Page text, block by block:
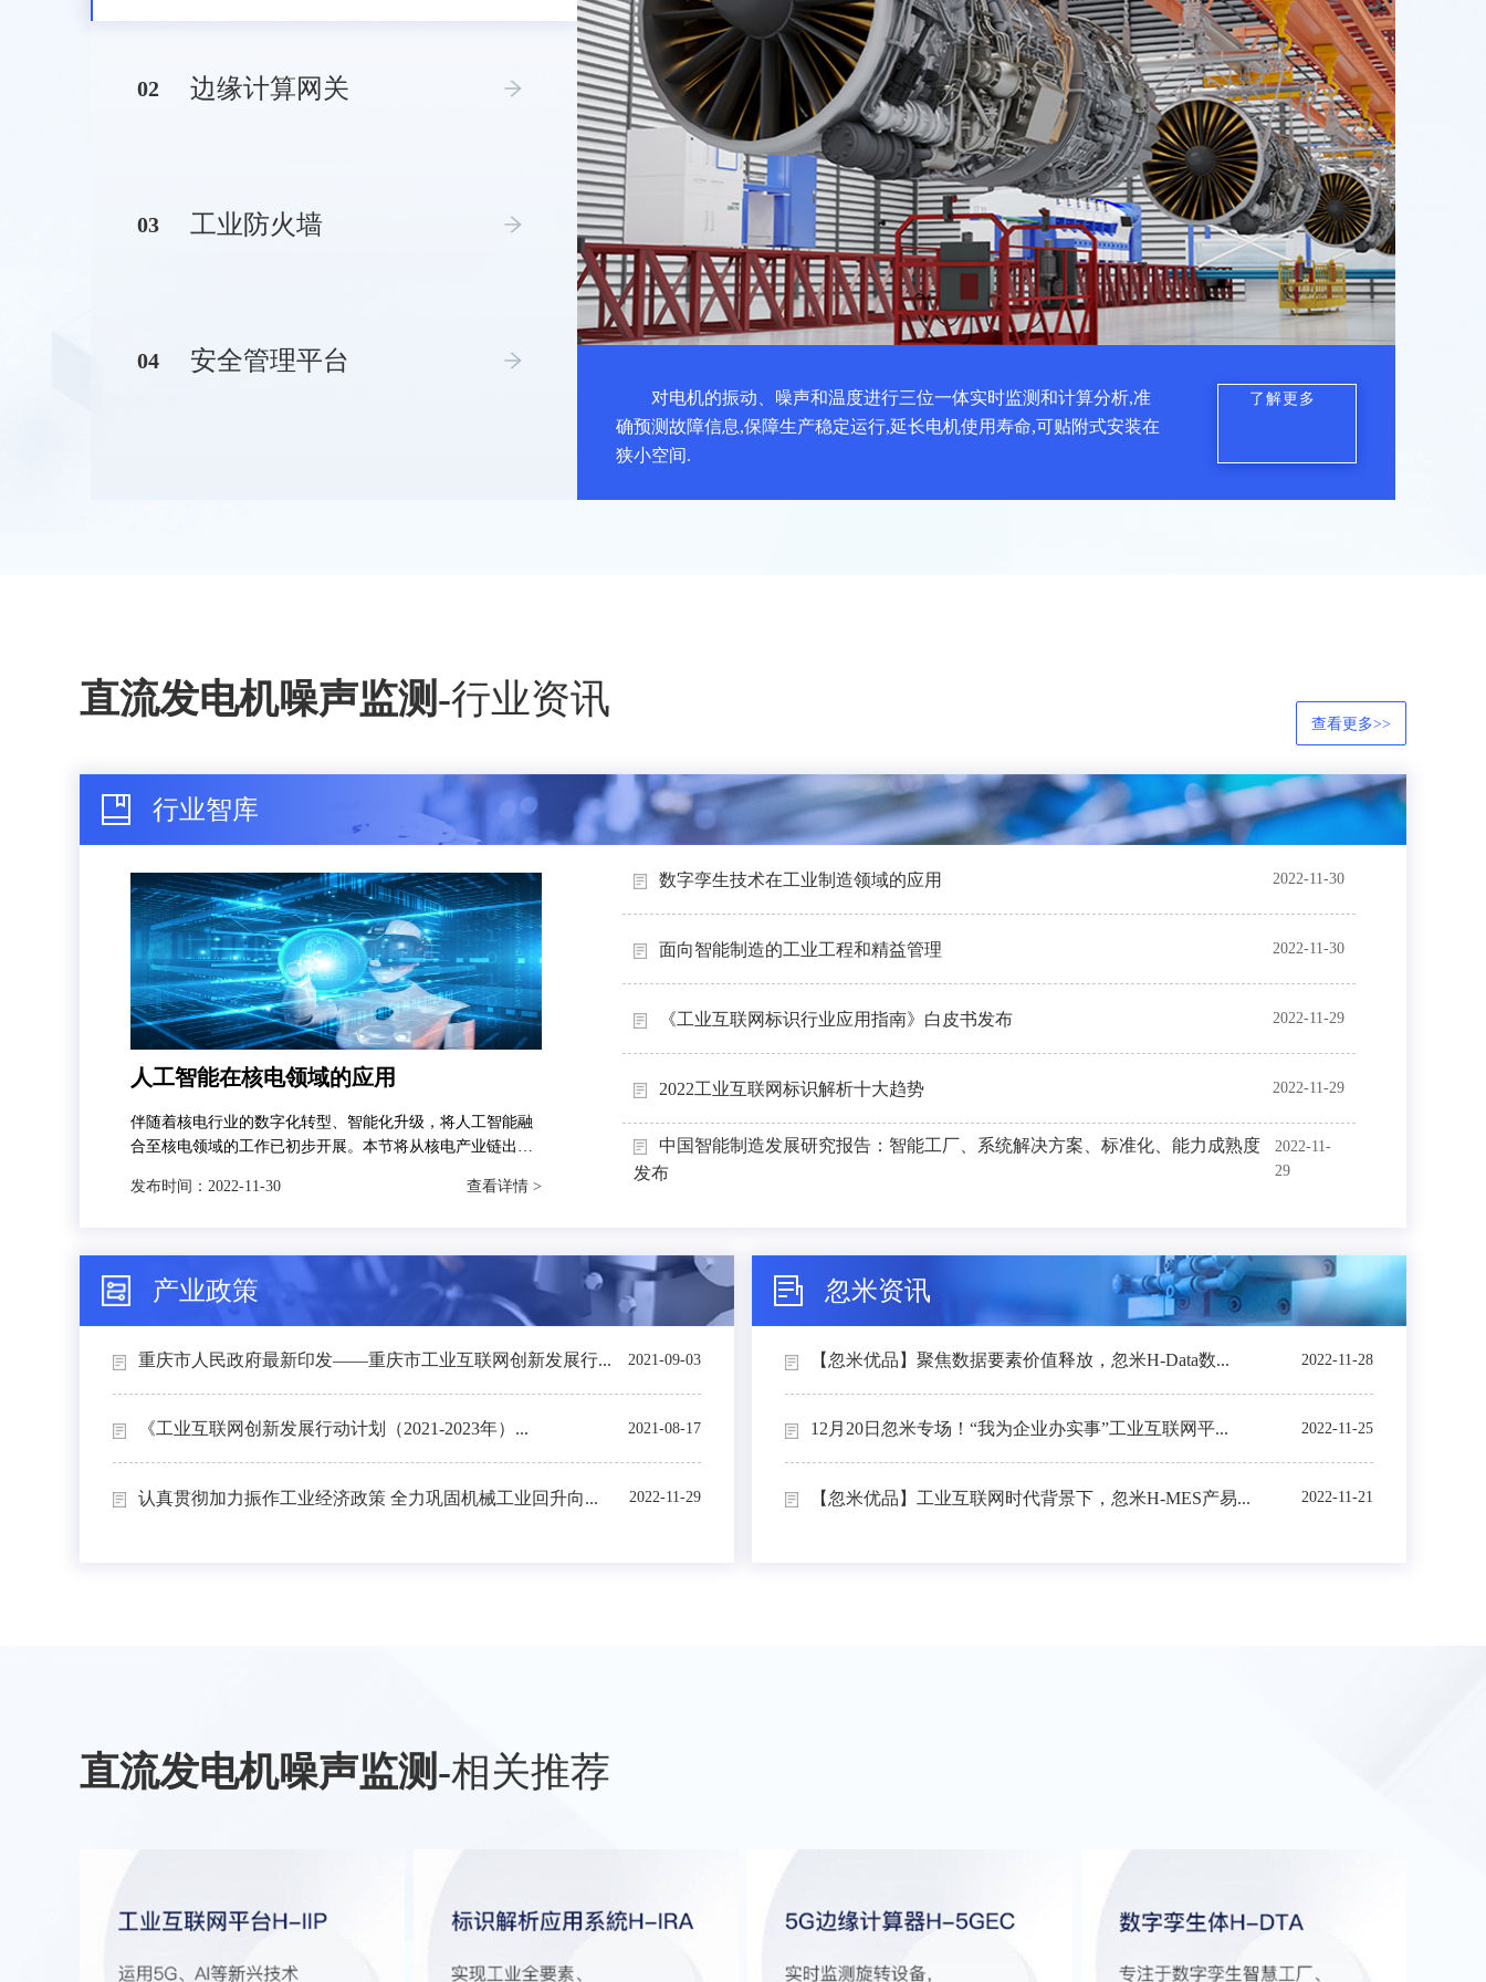
02 边缘计算网关
03 工业防火墙
04 安全管理平台
对电机的振动、噪声和温度进行三位一体实时监测和计算分析,准
确预测故障信息,保障生产稳定运行,延长电机使用寿命,可贴附式安装在
狭小空间.
了解更多
直流发电机噪声监测 -行业资讯
查看更多>>
行业智库
人工智能在核电领域的应用
伴随着核电行业的数字化转型、智能化升级，将人工智能融
合至核电领域的工作已初步开展。本节将从核电产业链出
和智能运维4个场景下的典型应用进行介绍。
发布时间： 2022-11-30 查看详情 >
数字孪生技术在工业制造领域的应用 2022-11-30
面向智能制造的工业工程和精益管理 2022-11-30
《工业互联网标识行业应用指南》白皮书发布 2022-11-29
2022工业互联网标识解析十大趋势 2022-11-29
中国智能制造发展研究报告：智能工厂、系统解决方案、标准化、能力成熟度
发布
2022-11-
29
产业政策
重庆市人民政府最新印发——重庆市工业互联网创新发展行... 2021-09-03
《工业互联网创新发展行动计划（2021-2023年）... 2021-08-17
认真贯彻加力振作工业经济政策 全力巩固机械工业回升向... 2022-11-29
忽米资讯
【忽米优品】聚焦数据要素价值释放，忽米H-Data数... 2022-11-28
12月20日忽米专场！“我为企业办实事”工业互联网平... 2022-11-25
【忽米优品】工业互联网时代背景下，忽米H-MES产易... 2022-11-21
直流发电机噪声监测 -相关推荐